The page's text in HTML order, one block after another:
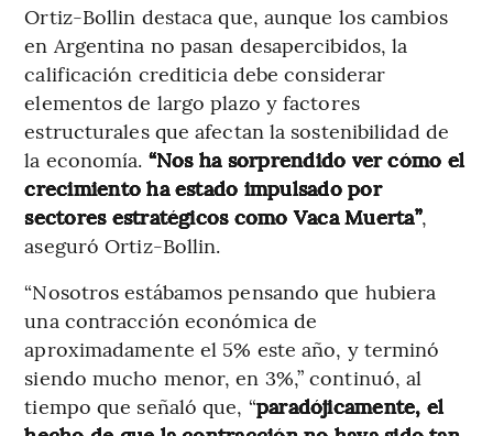
Ortiz-Bollin destaca que, aunque los cambios
en Argentina no pasan desapercibidos, la
calificación crediticia debe considerar
elementos de largo plazo y factores
estructurales que afectan la sostenibilidad de
la economía. “Nos ha sorprendido ver cómo el
crecimiento ha estado impulsado por
sectores estratégicos como Vaca Muerta”,
aseguró Ortiz-Bollin.
“Nosotros estábamos pensando que hubiera
una contracción económica de
aproximadamente el 5% este año, y terminó
siendo mucho menor, en 3%,” continuó, al
tiempo que señaló que, “paradójicamente, el